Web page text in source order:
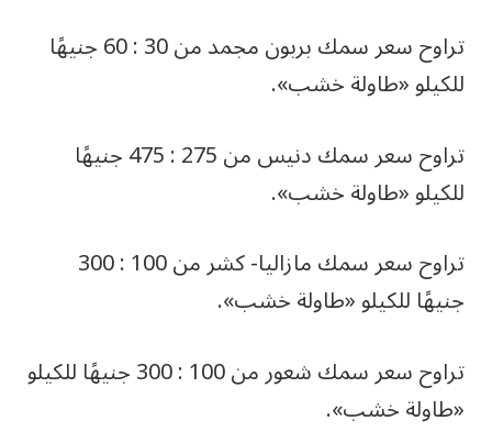
تراوح سعر سمك بربون مجمد من 30 : 60 جنيهًا
للكيلو «طاولة خشب».
تراوح سعر سمك دنيس من 275 : 475 جنيهًا
للكيلو «طاولة خشب».
تراوح سعر سمك مازاليا- كشر من 100 : 300
جنيهًا للكيلو «طاولة خشب».
تراوح سعر سمك شعور من 100 : 300 جنيهًا للكيلو
«طاولة خشب».